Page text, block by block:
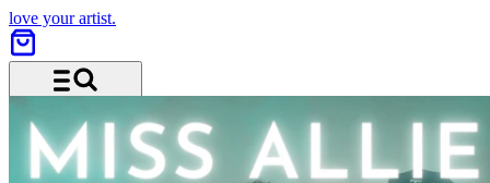
love your artist.